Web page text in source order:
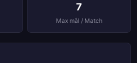
7
Max mål / Match